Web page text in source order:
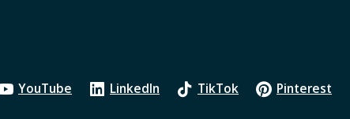
YouTube LinkedIn TikTok Pinterest